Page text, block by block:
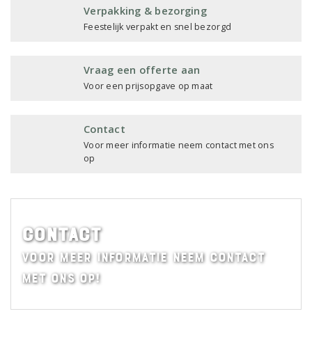
Verpakking & bezorging
Feestelijk verpakt en snel bezorgd
Vraag een offerte aan
Voor een prijsopgave op maat
Contact
Voor meer informatie neem contact met ons
op
Contact
Voor meer informatie neem contact
met ons op!